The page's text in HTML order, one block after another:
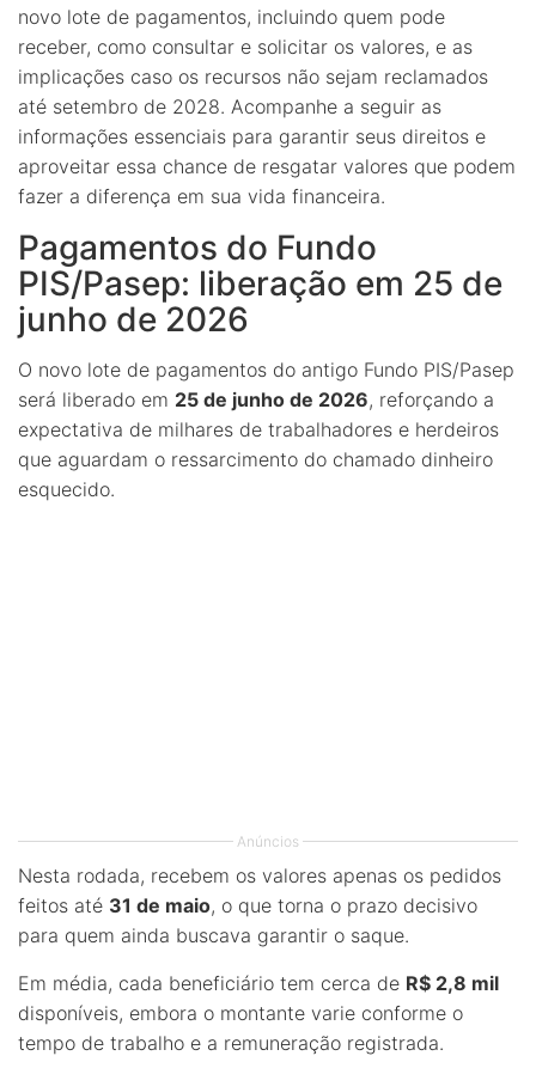
novo lote de pagamentos, incluindo quem pode
receber, como consultar e solicitar os valores, e as
implicações caso os recursos não sejam reclamados
até setembro de 2028. Acompanhe a seguir as
informações essenciais para garantir seus direitos e
aproveitar essa chance de resgatar valores que podem
fazer a diferença em sua vida financeira.
Pagamentos do Fundo
PIS/Pasep: liberação em 25 de
junho de 2026
O novo lote de pagamentos do antigo Fundo PIS/Pasep
será liberado em 25 de junho de 2026, reforçando a
expectativa de milhares de trabalhadores e herdeiros
que aguardam o ressarcimento do chamado dinheiro
esquecido.
Anúncios
Nesta rodada, recebem os valores apenas os pedidos
feitos até 31 de maio, o que torna o prazo decisivo
para quem ainda buscava garantir o saque.
Em média, cada beneficiário tem cerca de R$ 2,8 mil
disponíveis, embora o montante varie conforme o
tempo de trabalho e a remuneração registrada.